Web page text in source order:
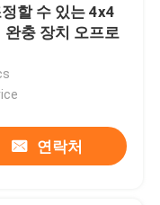
할 수 있는 4x4
완충 장치 오프로
연락처